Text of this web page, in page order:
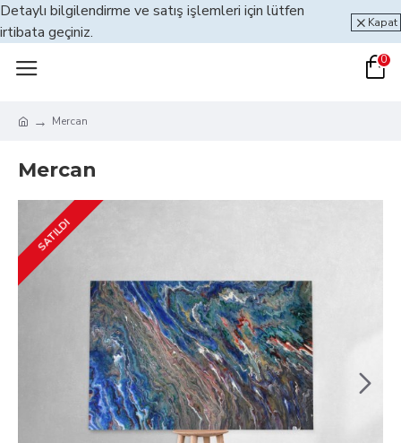
Detaylı bilgilendirme ve satış işlemleri için lütfen
irtibata geçiniz.
Kapat
0
Mercan
Mercan
SATILDI